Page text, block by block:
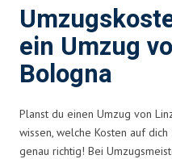
ein Umzug
Bologna
Planst du einen Umzug von
wissen, welche Kosten auf
genau richtig! Bei